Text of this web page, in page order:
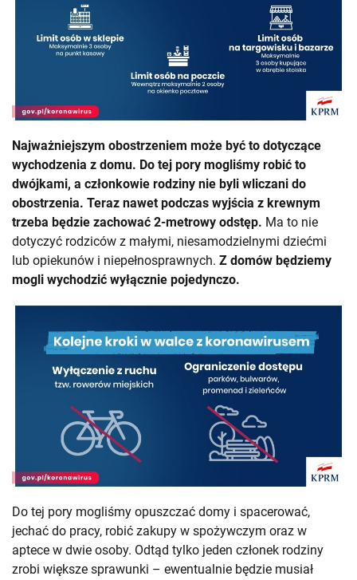
Najważniejszym obostrzeniem może być to dotyczące
wychodzenia z domu. Do tej pory mogliśmy robić to
dwójkami, a członkowie rodziny nie byli wliczani do
obostrzenia. Teraz nawet podczas wyjścia z krewnym
trzeba będzie zachować 2-metrowy odstęp. Ma to nie
dotyczyć rodziców z małymi, niesamodzielnymi dziećmi
lub opiekunów i niepełnosprawnych. Z domów będziemy
mogli wychodzić wyłącznie pojedynczo.
Do tej pory mogliśmy opuszczać domy i spacerować,
jechać do pracy, robić zakupy w spożywczym oraz w
aptece w dwie osoby. Odtąd tylko jeden członek rodziny
zrobi większe sprawunki – ewentualnie będzie musiał